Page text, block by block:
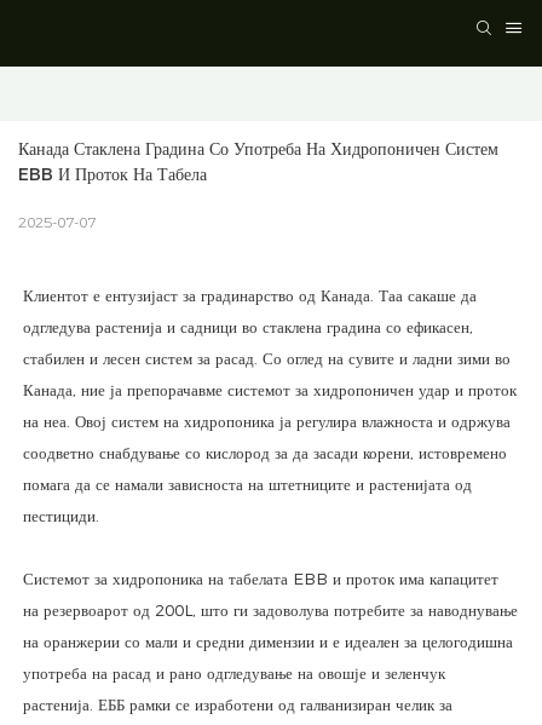
Канада Стаклена Градина Со Употреба На Хидропоничен Систем
EBB И Проток На Табела
2025-07-07
Клиентот е ентузијаст за градинарство од Канада. Таа сакаше да
одгледува растенија и садници во стаклена градина со ефикасен,
стабилен и лесен систем за расад. Со оглед на сувите и ладни зими во
Канада, ние ја препорачавме системот за хидропоничен удар и проток
на неа. Овој систем на хидропоника ја регулира влажноста и одржува
соодветно снабдување со кислород за да засади корени, истовремено
помага да се намали зависноста на штетниците и растенијата од
пестициди.
Системот за хидропоника на табелата EBB и проток има капацитет
на резервоарот од 200L, што ги задоволува потребите за наводнување
на оранжерии со мали и средни димензии и е идеален за целогодишна
употреба на расад и рано одгледување на овошје и зеленчук
растенија. ЕББ рамки се изработени од галванизиран челик за